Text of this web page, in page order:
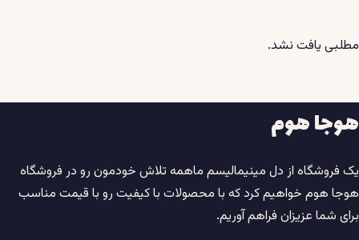
مطلبی یافت نشد.
هوجا هوم
یک فروشگاه از دل مینیمالیسم ماهمه تلاش خودمون رو در فروشگاه
هوجا هوم خواهیم کرد که با محصولات با کیفیت رو با قیمت مناسب
برای شما عزیزان فراهم آوریم.